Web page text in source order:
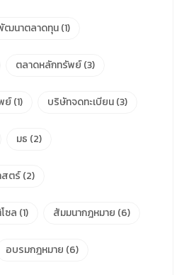
ฒนาตลาดทุน(1)
ตลาดหลักทรัพย์(3)
ย์(1) บริษัทจดทะเบียน(3)
มธ (2)
สตร์(2)
ซล (1) สัมมนากฎหมาย (6)
อบรมกฎหมาย (6)